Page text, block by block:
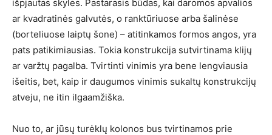
išpjautas skyles. Pastarasis būdas, kai daromos apvalios
ar kvadratinės galvutės, o ranktūriuose arba šalinėse
(borteliuose laiptų šone) – atitinkamos formos angos, yra
pats patikimiausias. Tokia konstrukcija sutvirtinama klijų
ar varžtų pagalba. Tvirtinti vinimis yra bene lengviausia
išeitis, bet, kaip ir daugumos vinimis sukaltų konstrukcijų
atveju, ne itin ilgaamžiška.
Nuo to, ar jūsų turėklų kolonos bus tvirtinamos prie